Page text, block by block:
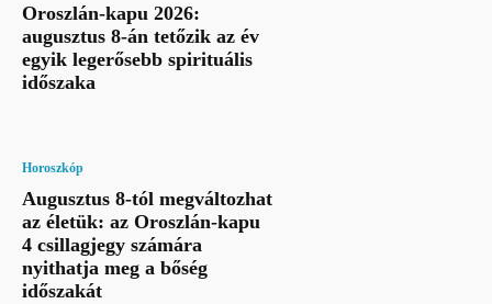
Oroszlán-kapu 2026:
augusztus 8-án tetőzik az év
egyik legerősebb spirituális
időszaka
Horoszkóp
Augusztus 8-tól megváltozhat
az életük: az Oroszlán-kapu
4 csillagjegy számára
nyithatja meg a bőség
időszakát